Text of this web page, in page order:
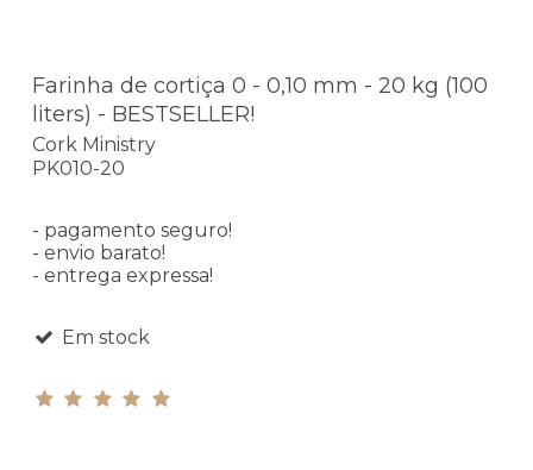
Farinha de cortiça 0 - 0,10 mm - 20 kg (100
liters) - BESTSELLER!
Cork Ministry
PK010-20
- pagamento seguro!
- envio barato!
- entrega expressa!
Em stock